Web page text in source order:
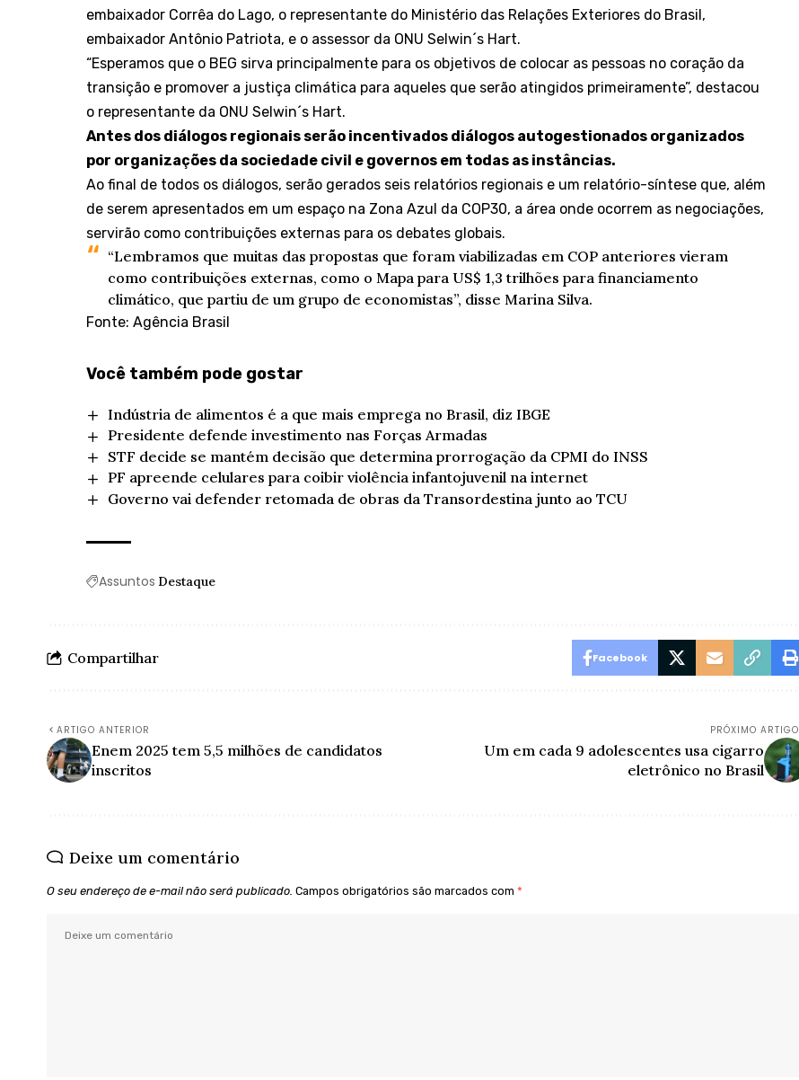
embaixador Corrêa do Lago, o representante do Ministério das Relações Exteriores do Brasil,
embaixador Antônio Patriota, e o assessor da ONU Selwin´s Hart.
“Esperamos que o BEG sirva principalmente para os objetivos de colocar as pessoas no coração da
transição e promover a justiça climática para aqueles que serão atingidos primeiramente”, destacou
o representante da ONU Selwin´s Hart.
Antes dos diálogos regionais serão incentivados diálogos autogestionados organizados
por organizações da sociedade civil e governos em todas as instâncias.
Ao final de todos os diálogos, serão gerados seis relatórios regionais e um relatório-síntese que, além
de serem apresentados em um espaço na Zona Azul da COP30, a área onde ocorrem as negociações,
servirão como contribuições externas para os debates globais.
“Lembramos que muitas das propostas que foram viabilizadas em COP anteriores vieram
como contribuições externas, como o Mapa para US$ 1,3 trilhões para financiamento
climático, que partiu de um grupo de economistas”, disse Marina Silva.
Fonte: Agência Brasil
Você também pode gostar
Indústria de alimentos é a que mais emprega no Brasil, diz IBGE
Presidente defende investimento nas Forças Armadas
STF decide se mantém decisão que determina prorrogação da CPMI do INSS
PF apreende celulares para coibir violência infantojuvenil na internet
Governo vai defender retomada de obras da Transordestina junto ao TCU
Assuntos Destaque
Compartilhar Facebook
ARTIGO ANTERIOR
Enem 2025 tem 5,5 milhões de candidatos
inscritos
PRÓXIMO ARTIGO
Um em cada 9 adolescentes usa cigarro
eletrônico no Brasil
Deixe um comentário
O seu endereço de e-mail não será publicado. Campos obrigatórios são marcados com *